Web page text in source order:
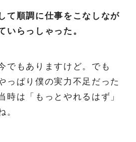
て順調に仕事をこなしなが
いらっしゃった。
でもありますけど。でも
っぱり僕の実力不足だった
時は「もっとやれるはず」
。